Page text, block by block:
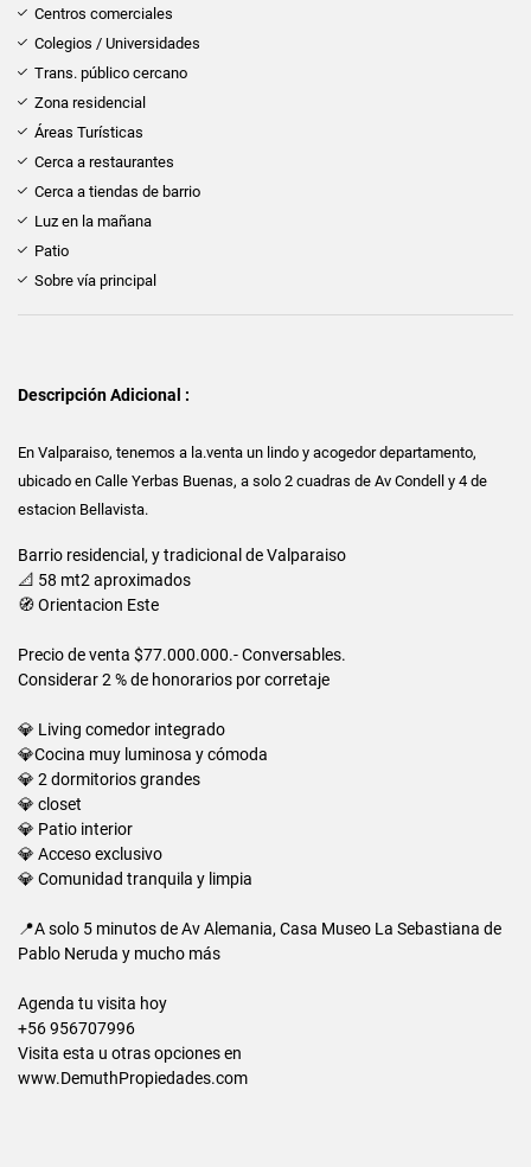
Centros comerciales
Colegios / Universidades
Trans. público cercano
Zona residencial
Áreas Turísticas
Cerca a restaurantes
Cerca a tiendas de barrio
Luz en la mañana
Patio
Sobre vía principal
Descripción Adicional :
En Valparaiso, tenemos a la.venta un lindo y acogedor departamento,
ubicado en Calle Yerbas Buenas, a solo 2 cuadras de Av Condell y 4 de
estacion Bellavista.
Barrio residencial, y tradicional de Valparaiso
📐 58 mt2 aproximados
🧭 Orientacion Este
Precio de venta $77.000.000.- Conversables.
Considerar 2 % de honorarios por corretaje
💎 Living comedor integrado
💎Cocina muy luminosa y cómoda
💎 2 dormitorios grandes
💎 closet
💎 Patio interior
💎 Acceso exclusivo
💎 Comunidad tranquila y limpia
📍A solo 5 minutos de Av Alemania, Casa Museo La Sebastiana de
Pablo Neruda y mucho más
Agenda tu visita hoy
+56 956707996
Visita esta u otras opciones en
www.DemuthPropiedades.com